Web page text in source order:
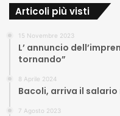
Articoli più visti
15 Novembre 2023
L’ annuncio
tornando”
8 Aprile 2024
Bacoli, arriva il salario
7 Agosto 2023